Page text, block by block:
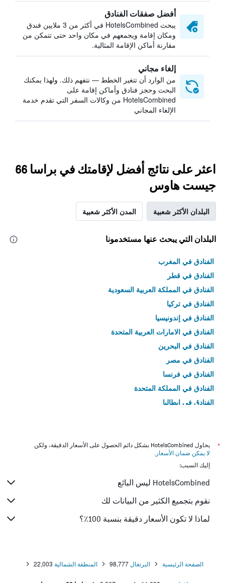
أفضل صفقات الفنادق
يبحث HotelsCombined في أكثر من 3 ملايين فندق
ومكان إقامة ويجمعهم في مكان واحد حتى تتمكن من
مقارنة أماكن الإقامة المثالية.
إلغاء مجاني
من الوارد أن تتغير الخطط — نتفهم ذلك. ولهذا يمكنك
البحث وحجز فنادق وأماكن إقامة على
HotelsCombined من وكالات السفر التي تقدم خدمة
الإلغاء المجاني
اعثر على نتائج أفضل لإقامتك في براسا 66
جيست هاوس
البلدان الأكثر شعبية المدن الأكثر شعبية
البلدان التي يبحث عنها مستخدمونا
الفنادق في المغرب
الفنادق في قطر
الفنادق في المملكة العربية السعودية
الفنادق في تركيا
الفنادق في إندونيسيا
الفنادق في الامارات العربية المتحدة
الفنادق في البحرين
الفنادق في مصر
الفنادق في فرنسا
الفنادق في المملكة المتحدة
الفنادق في إيطاليا
*
يحاول HotelsCombined بشكل دائم الحصول على الأسعار الدقيقة، ولكن
لا يمكن ضمان الأسعار .
إليك السبب:
HotelsCombined ليس البائع
نقوم بتجميع الكثير من البيانات لك
لماذا لا تكون الأسعار دقيقة بنسبة 100٪؟
الصفحة الرئيسية البرتغال 98,777 المنطقة الشمالية 22,003